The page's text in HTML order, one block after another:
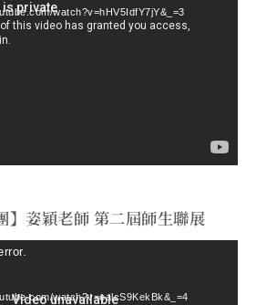
watch?v=hHV5IdfY7jY&_=3
】姿穎老師 第二屆師生聯展
watch?v=ealcS9KekBk&_=4